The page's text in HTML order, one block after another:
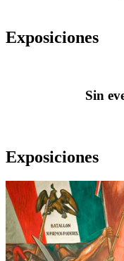
Exposiciones
Sin
Exposiciones